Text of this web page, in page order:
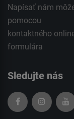
Napísať nám
pomocou
kontaktného
formulára
Sledujte nás